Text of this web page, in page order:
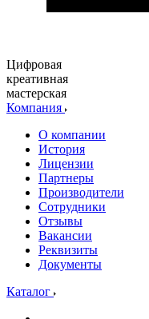
Цифровая
креативная
мастерская
Компания
О компании
История
Лицензии
Партнеры
Производители
Сотрудники
Отзывы
Вакансии
Реквизиты
Документы
Каталог